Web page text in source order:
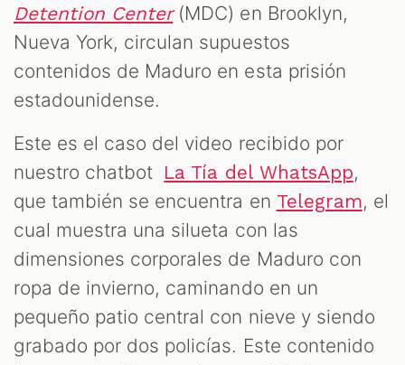
Detention Center(MDC) en Brooklyn,
Nueva York, circulan supuestos
contenidos de Maduro en esta prisión
estadounidense.
Este es el caso del video recibido por
nuestro chatbot La Tía del WhatsApp,
que también se encuentra en Telegram, el
cual muestra una silueta con las
dimensiones corporales de Maduro con
ropa de invierno, caminando en un
pequeño patio central con nieve y siendo
grabado por dos policías. Este contenido